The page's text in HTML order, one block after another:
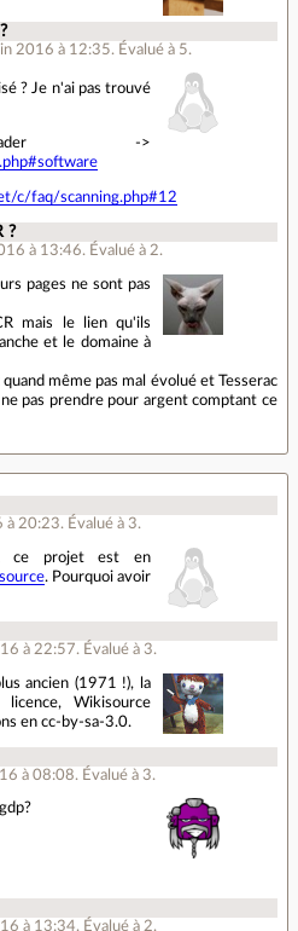
2016 à 12:35. Évalué à 5.
? Je n'ai pas trouvé
->
c/faq/scanning.php#12
?
à 13:46. Évalué à 2.
pages ne sont pas
mais le lien qu'ils
et le domaine à
même pas mal évolué et Tesserac
pas prendre pour argent comptant ce
à 20:23. Évalué à 3.
ce projet est en
. Pourquoi avoir
à 22:57. Évalué à 3.
ancien (1971 !), la
Wikisource
en cc-by-sa-3.0.
à 08:08. Évalué à 3.
à 13:34. Évalué à 2.